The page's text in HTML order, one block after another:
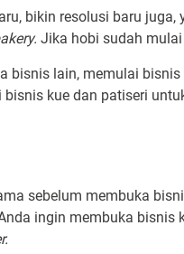
bikin resolusi baru
Jika hobi sudah
bisnis lain, memulai
bisnis kue dan patiseri
sebelum membuka
ingin membuka bisnis